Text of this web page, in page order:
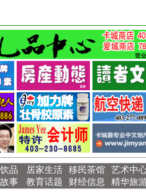
品 居家生活 移民茶馆 艺术中
事 教育话题 财经信息 精华旅